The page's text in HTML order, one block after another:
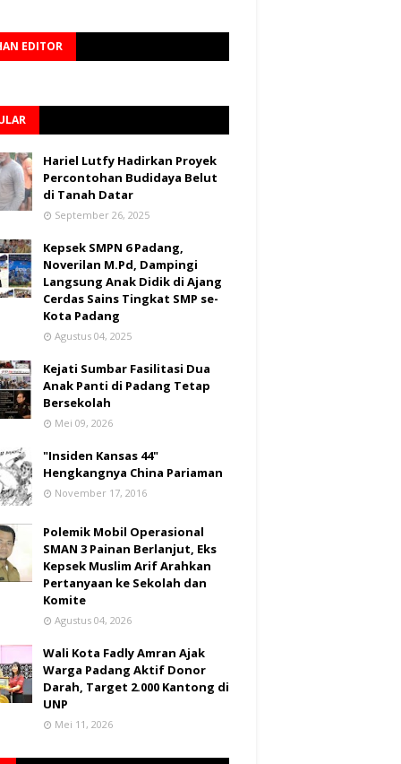
EDITOR
Hariel Lutfy Hadirkan Proyek
Percontohan Budidaya Belut
di Tanah Datar
September 26, 2025
Kepsek SMPN 6 Padang,
Noverilan M.Pd, Dampingi
Langsung Anak Didik di Ajang
Cerdas Sains Tingkat SMP se-
Kota Padang
Agustus 04, 2025
Kejati Sumbar Fasilitasi Dua
Anak Panti di Padang Tetap
Bersekolah
Mei 09, 2026
"Insiden Kansas 44"
Hengkangnya China Pariaman
November 17, 2016
Polemik Mobil Operasional
SMAN 3 Painan Berlanjut, Eks
Kepsek Muslim Arif Arahkan
Pertanyaan ke Sekolah dan
Komite
Agustus 04, 2026
Wali Kota Fadly Amran Ajak
Warga Padang Aktif Donor
Darah, Target 2.000 Kantong di
UNP
Mei 11, 2026